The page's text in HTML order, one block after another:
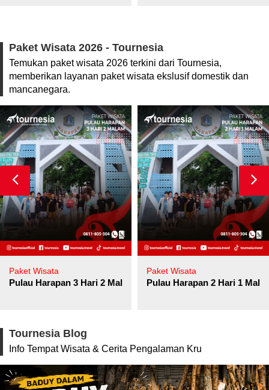
Paket Wisata 2026 - Tournesia
Temukan paket wisata 2026 terkini dari Tournesia,
memberikan layanan paket wisata ekslusif domestik dan
mancanegara.
Paket Wisata
Pulau Harapan 3 Hari 2 Malam
Paket Wisata
Pulau Harapan 2 Hari 1
Tournesia Blog
Info Tempat Wisata & Cerita Pengalaman Kru